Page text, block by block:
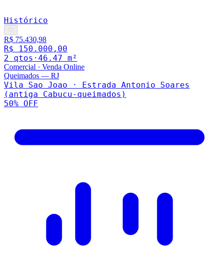
Histórico
♡
R$ 75.430,98
R$ 150.000,00
2 qtos · 46.47 m²
Comercial · Venda Online
Queimados — RJ
Vila Sao Joao · Estrada Antonio Soares
(antiga Cabucu-queimados)
50% OFF